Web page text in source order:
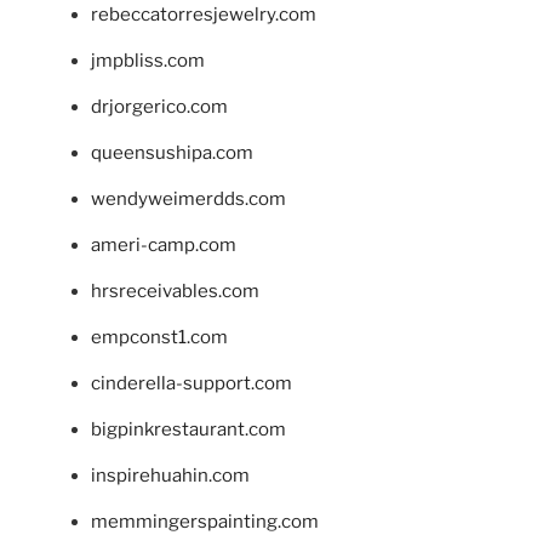
rebeccatorresjewelry.com
jmpbliss.com
drjorgerico.com
queensushipa.com
wendyweimerdds.com
ameri-camp.com
hrsreceivables.com
empconst1.com
cinderella-support.com
bigpinkrestaurant.com
inspirehuahin.com
memmingerspainting.com